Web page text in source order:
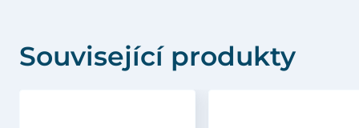
Související produkty